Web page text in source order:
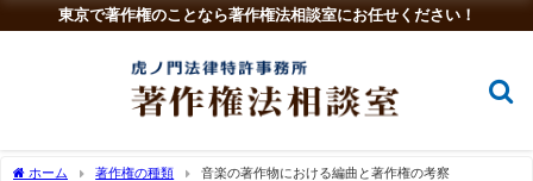
東京で著作権のことなら著作権法相談室にお任せください！
ホーム 著作権の種類 音楽の著作物における編曲と著作権の考察